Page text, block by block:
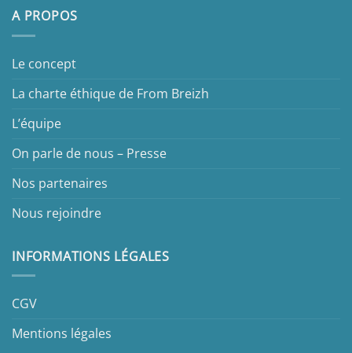
A PROPOS
Le concept
La charte éthique de From Breizh
L’équipe
On parle de nous – Presse
Nos partenaires
Nous rejoindre
INFORMATIONS LÉGALES
CGV
Mentions légales